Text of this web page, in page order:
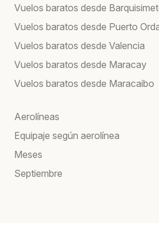
Vuelos baratos desde
Vuelos baratos desde Puerto
Vuelos baratos desde Valencia
Vuelos baratos desde Maracay
Vuelos baratos desde Maracaibo
Aerolíneas
Equipaje según aerolínea
Meses
Septiembre